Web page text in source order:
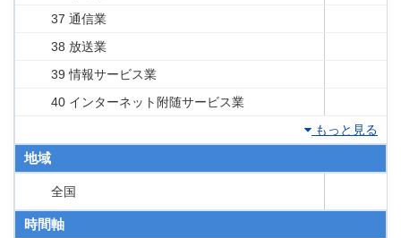
37 通信業
38 放送業
39 情報サービス業
40 インターネット附随サービス業
もっと見る
地域
全国
時間軸